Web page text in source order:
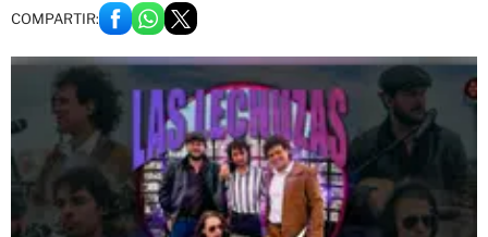
COMPARTIR: